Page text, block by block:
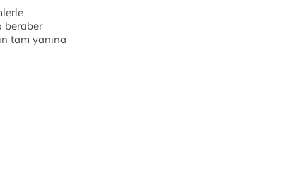
beraber
tam yanına